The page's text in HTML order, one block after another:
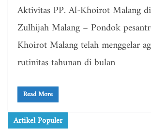
Aktivitas PP. Al-Khoirot Malang
Zulhijah Malang – Pondok
Khoirot Malang telah menggelar
rutinitas tahunan di bulan
Read More
Artikel Populer